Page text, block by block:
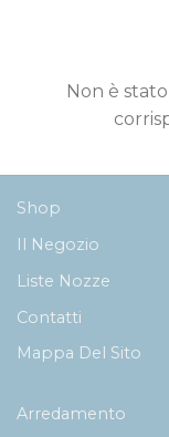
Non è
Shop
Il Negozio
Liste Nozze
Contatti
Mappa Del Sito
Arredamento